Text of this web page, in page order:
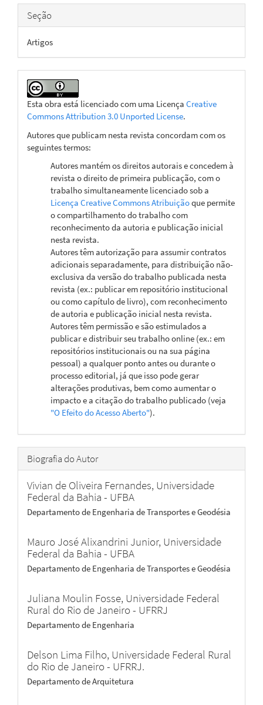
Seção
Artigos
Esta obra está licenciado com uma Licença Creative
Commons Attribution 3.0 Unported License.
Autores que publicam nesta revista concordam com os
seguintes termos:
Autores mantém os direitos autorais e concedem à
revista o direito de primeira publicação, com o
trabalho simultaneamente licenciado sob a
Licença Creative Commons Atribuiçãoque permite
o compartilhamento do trabalho com
reconhecimento da autoria e publicação inicial
nesta revista.
Autores têm autorização para assumir contratos
adicionais separadamente, para distribuição não-
exclusiva da versão do trabalho publicada nesta
revista (ex.: publicar em repositório institucional
ou como capítulo de livro), com reconhecimento
de autoria e publicação inicial nesta revista.
Autores têm permissão e são estimulados a
publicar e distribuir seu trabalho online (ex.: em
repositórios institucionais ou na sua página
pessoal) a qualquer ponto antes ou durante o
processo editorial, já que isso pode gerar
alterações produtivas, bem como aumentar o
impacto e a citação do trabalho publicado (veja
"O Efeito do Acesso Aberto").
Biografia do Autor
Vivian de Oliveira Fernandes, Universidade
Federal da Bahia - UFBA
Departamento de Engenharia de Transportes e Geodésia
Mauro José Alixandrini Junior, Universidade
Federal da Bahia - UFBA
Departamento de Engenharia de Transportes e Geodésia
Juliana Moulin Fosse, Universidade Federal
Rural do Rio de Janeiro - UFRRJ
Departamento de Engenharia
Delson Lima Filho, Universidade Federal Rural
do Rio de Janeiro - UFRRJ.
Departamento de Arquitetura